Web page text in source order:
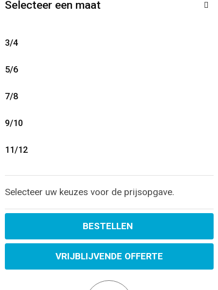
Selecteer een maat
3/4
5/6
7/8
9/10
11/12
Selecteer uw keuzes voor de prijsopgave.
BESTELLEN
VRIJBLIJVENDE OFFERTE